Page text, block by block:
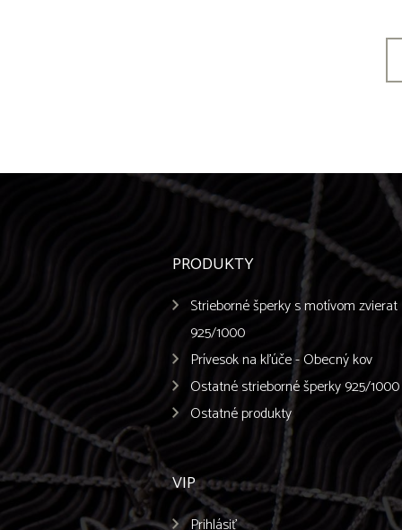
PRODUKTY
Strieborné šperky s motívom zvierat
925/1000
Prívesok na kľúče - Obecný kov
Ostatné strieborné šperky 925/1000
Ostatné produkty
VIP
Prihlásiť